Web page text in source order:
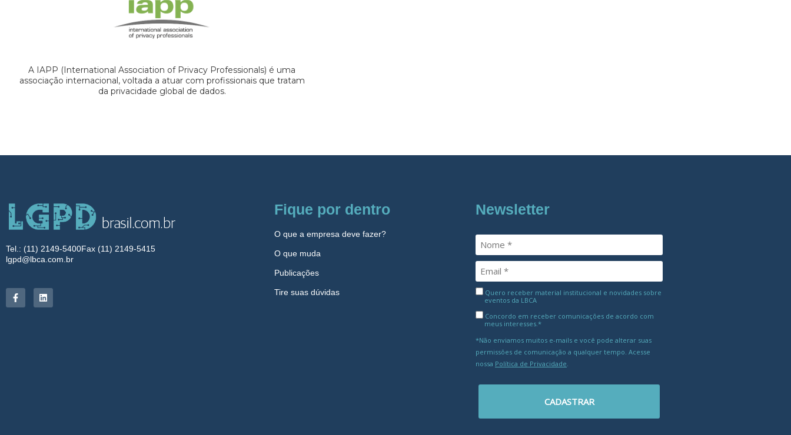
A IAPP (International Association of Privacy Professionals) é uma
associação internacional, voltada a atuar com profissionais que tratam
da privacidade global de dados.
Tel.: (11) 2149-5400Fax (11) 2149-5415
lgpd@lbca.com.br
Fique por dentro
O que a empresa deve fazer?
O que muda
Publicações
Tire suas dúvidas
Newsletter
Quero receber material institucional e novidades sobre
eventos da LBCA
Concordo em receber comunicações de acordo com
meus interesses.*
*Não enviamos muitos e-mails e você pode alterar suas
permissões de comunicação a qualquer tempo. Acesse
nossa Política de Privacidade.
CADASTRAR